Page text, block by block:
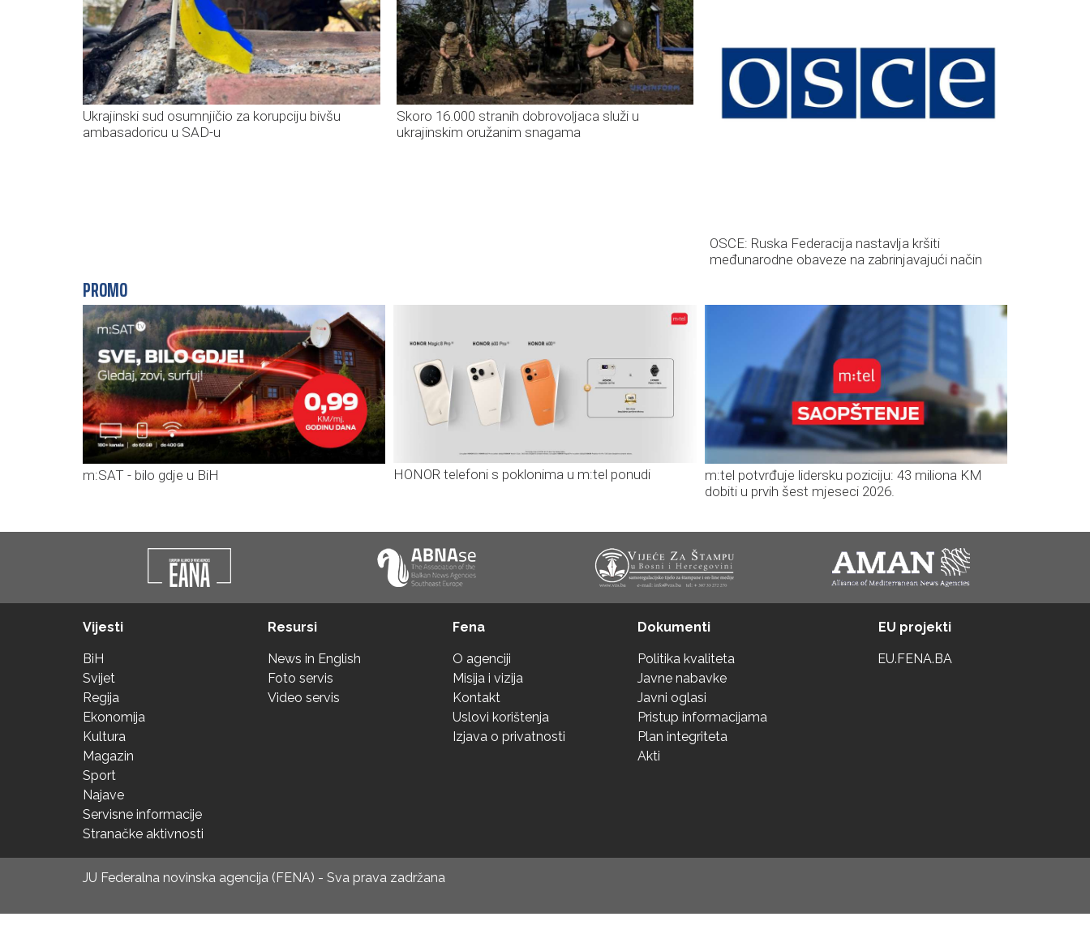
Ukrajinski sud osumnjičio za korupciju bivšu
ambasadoricu u SAD-u
Skoro 16.000 stranih dobrovoljaca služi u
ukrajinskim oružanim snagama
OSCE: Ruska Federacija nastavlja kršiti
međunarodne obaveze na zabrinjavajući način
PROMO
m:SAT - bilo gdje u BiH HONOR telefoni s poklonima u m:tel ponudi
m:tel potvrđuje lidersku poziciju: 43 miliona KM
dobiti u prvih šest mjeseci 2026.
Vijesti
BiH
Svijet
Regija
Ekonomija
Kultura
Magazin
Sport
Najave
Servisne informacije
Stranačke aktivnosti
Resursi
News in English
Foto servis
Video servis
Fena
O agenciji
Misija i vizija
Kontakt
Uslovi korištenja
Izjava o privatnosti
Dokumenti
Politika kvaliteta
Javne nabavke
Javni oglasi
Pristup informacijama
Plan integriteta
Akti
EU projekti
EU.FENA.BA
JU Federalna novinska agencija (FENA) - Sva prava zadržana